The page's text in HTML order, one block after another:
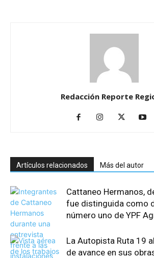
Redacción Reporte
Artículos relacionados Más del autor
Cattaneo Hermanos,
fue distinguida como
número uno de YPF
La Autopista Ruta 19
de avance en sus